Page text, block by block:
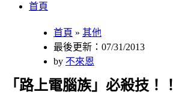
首頁
首頁 » 其他
最後更新：07/31/2013
by 不來恩
「路上電腦族」必殺技！！